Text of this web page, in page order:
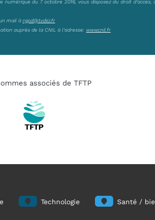
numérique du 7 octobre 2016, vous disposez du droit
mail à rgpd@tvdici.fr
auprès de la CNIL à l’adresse: www.cnil.fr
associés de TFTP
Technologie Santé /